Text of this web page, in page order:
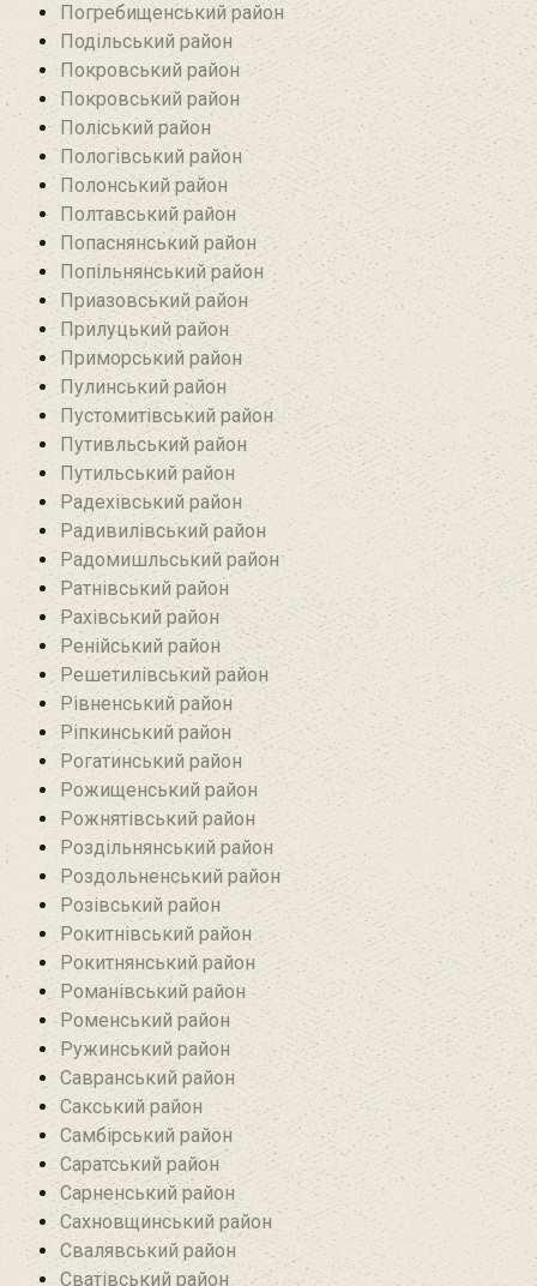
Погребищенський район
Подільський район
Покровський район
Покровський район
Поліський район
Пологівський район
Полонський район
Полтавський район
Попаснянський район
Попільнянський район‎
Приазовський район
Прилуцький район
Приморський район
Пулинський район
Пустомитівський район
Путивльський район‎
Путильський район
Радехівський район
Радивилівський район
Радомишльський район‎
Ратнівський район
Рахівський район
Ренійський район
Решетилівський район
Рівненський район
Ріпкинський район
Рогатинський район
Рожищенський район
Рожнятівський район
Роздільнянський район
Роздольненський район
Розівський район‎
Рокитнівський район
Рокитнянський район
Романівський район‎
Роменський район
Ружинський район
Савранський район‎
Сакський район
Самбірський район
Саратський район‎
Сарненський район
Сахновщинський район
Свалявський район
Сватівський район